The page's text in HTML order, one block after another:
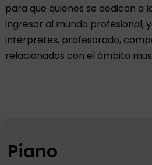
para que quienes se dedican a
ingresar al mundo profesional,
intérpretes, profesorado,
relacionados con el ámbito
Piano